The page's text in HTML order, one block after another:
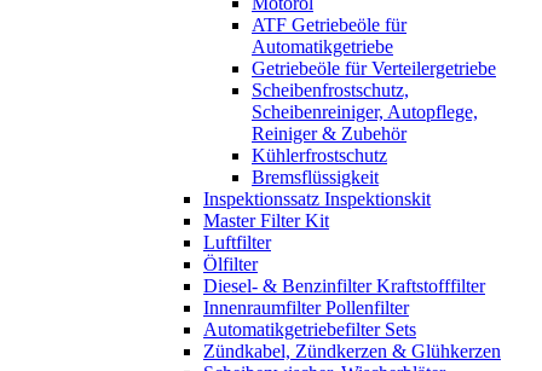
ATF Getriebeöle für
Automatikgetriebe
Getriebeöle für Verteilergetriebe
Scheibenfrostschutz,
Scheibenreiniger, Autopflege,
Reiniger & Zubehör
Kühlerfrostschutz
Bremsflüssigkeit
Inspektionssatz Inspektionskit
Master Filter Kit
Luftfilter
Ölfilter
Diesel- & Benzinfilter Kraftstofffilter
Innenraumfilter Pollenfilter
Automatikgetriebefilter Sets
Zündkabel, Zündkerzen & Glühkerzen